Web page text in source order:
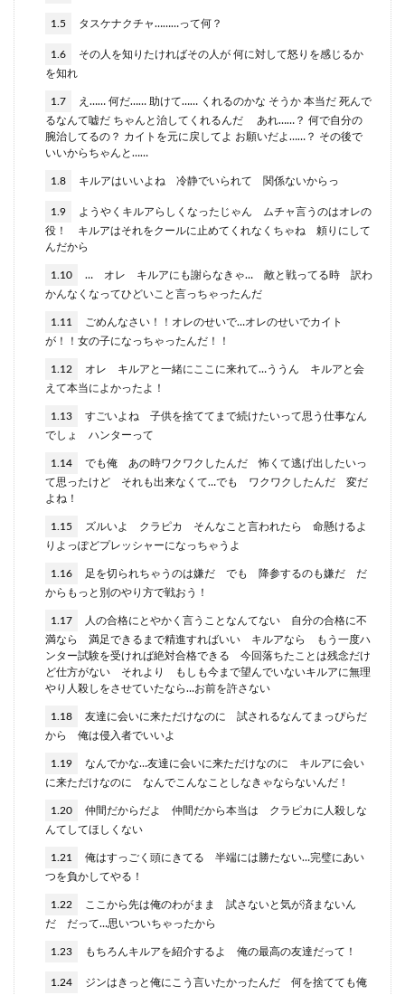
1.5 タスケナクチャ………って何？
1.6
その人を知りたければその人が 何に対して怒りを感じるか
を知れ
1.7
え…… 何だ…… 助けて…… くれるのかな そうか 本当だ 死んで
るなんて嘘だ ちゃんと治してくれるんだ あれ……？ 何で自分の
腕治してるの？ カイトを元に戻してよ お願いだよ……？ その後で
いいからちゃんと……
1.8 キルアはいいよね 冷静でいられて 関係ないからっ
1.9
ようやくキルアらしくなったじゃん ムチャ言うのはオレの
役！ キルアはそれをクールに止めてくれなくちゃね 頼りにして
んだから
1.10
… オレ キルアにも謝らなきゃ… 敵と戦ってる時 訳わ
かんなくなってひどいこと言っちゃったんだ
1.11
ごめんなさい！！オレのせいで…オレのせいでカイト
が！！女の子になっちゃったんだ！！
1.12
オレ キルアと一緒にここに来れて…ううん キルアと会
えて本当によかったよ！
1.13
すごいよね 子供を捨ててまで続けたいって思う仕事なん
でしょ ハンターって
1.14
でも俺 あの時ワクワクしたんだ 怖くて逃げ出したいっ
て思ったけど それも出来なくて…でも ワクワクしたんだ 変だ
よね！
1.15
ズルいよ クラピカ そんなこと言われたら 命懸けるよ
りよっぽどプレッシャーになっちゃうよ
1.16
足を切られちゃうのは嫌だ でも 降参するのも嫌だ だ
からもっと別のやり方で戦おう！
1.17
人の合格にとやかく言うことなんてない 自分の合格に不
満なら 満足できるまで精進すればいい キルアなら もう一度ハ
ンター試験を受ければ絶対合格できる 今回落ちたことは残念だけ
ど仕方がない それより もしも今まで望んでいないキルアに無理
やり人殺しをさせていたなら…お前を許さない
1.18
友達に会いに来ただけなのに 試されるなんてまっぴらだ
から 俺は侵入者でいいよ
1.19
なんでかな…友達に会いに来ただけなのに キルアに会い
に来ただけなのに なんでこんなことしなきゃならないんだ！
1.20
仲間だからだよ 仲間だから本当は クラピカに人殺しな
んてしてほしくない
1.21
俺はすっごく頭にきてる 半端には勝たない…完璧にあい
つを負かしてやる！
1.22
ここから先は俺のわがまま 試さないと気が済まないん
だ だって…思いついちゃったから
1.23 もちろんキルアを紹介するよ 俺の最高の友達だって！
1.24
ジンはきっと俺にこう言いたかったんだ 何を捨てても俺